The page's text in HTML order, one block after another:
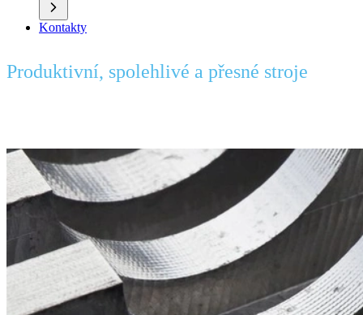
Kontakty
Produktivní, spolehlivé a přesné stroje